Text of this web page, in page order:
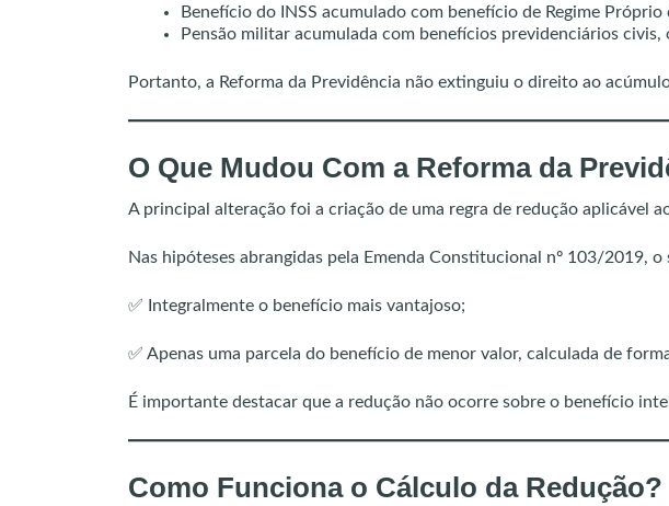
Benefício do INSS acumulado com benefício de Regime Próprio
Pensão militar acumulada com benefícios previdenciários civis,
Portanto, a Reforma da Previdência não extinguiu o direito ao
O Que Mudou Com a Reforma da
A principal alteração foi a criação de uma regra de redução aplicável
Nas hipóteses abrangidas pela Emenda Constitucional nº 103/2019, o
✅ Integralmente o benefício mais vantajoso;
✅ Apenas uma parcela do benefício de menor valor, calculada de
É importante destacar que a redução não ocorre sobre o benefício
Como Funciona o Cálculo da Redução?